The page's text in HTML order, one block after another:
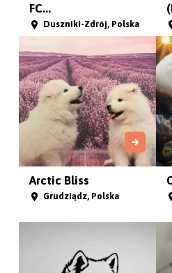
Zdjęcie dzięki Samoyed
Zdjęcie hodowli Samvalge FCI
Hodowle